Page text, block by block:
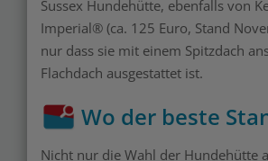
Sussex Hundehütte, ebenfalls von
Imperial® (ca. 125 Euro, Stand
nur dass sie mit einem Spitzdach
Flachdach ausgestattet ist.
Wo der beste
Nicht nur die Wahl der Hundehütte